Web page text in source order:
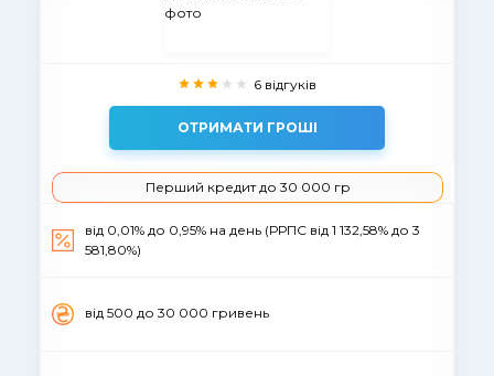
6 відгуків
ОТРИМАТИ ГРОШІ
Перший кредит до 30 000 гр
від 0,01% до 0,95% на день (РРПС від 1 132,58% до 3
581,80%)
вiд 500 до 30 000 гривень